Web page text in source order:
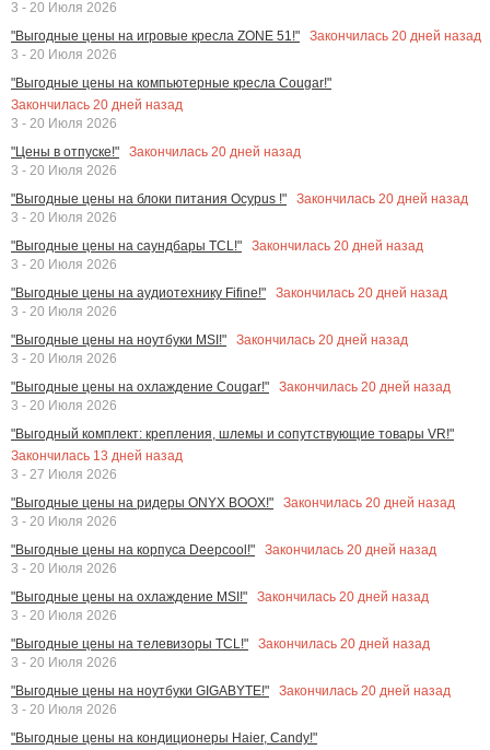
3 - 20 Июля 2026
"Выгодные цены на игровые кресла ZONE 51!"
Закончилась 20 дней назад
3 - 20 Июля 2026
"Выгодные цены на компьютерные кресла Cougar!"
Закончилась 20 дней назад
3 - 20 Июля 2026
"Цены в отпуске!"
Закончилась 20 дней назад
3 - 20 Июля 2026
"Выгодные цены на блоки питания Ocypus !"
Закончилась 20 дней назад
3 - 20 Июля 2026
"Выгодные цены на саундбары TCL!"
Закончилась 20 дней назад
3 - 20 Июля 2026
"Выгодные цены на аудиотехнику Fifine!"
Закончилась 20 дней назад
3 - 20 Июля 2026
"Выгодные цены на ноутбуки MSI!"
Закончилась 20 дней назад
3 - 20 Июля 2026
"Выгодные цены на охлаждение Cougar!"
Закончилась 20 дней назад
3 - 20 Июля 2026
"Выгодный комплект: крепления, шлемы и сопутствующие товары VR!"
Закончилась 13 дней назад
3 - 27 Июля 2026
"Выгодные цены на ридеры ONYX BOOX!"
Закончилась 20 дней назад
3 - 20 Июля 2026
"Выгодные цены на корпуса Deepcool!"
Закончилась 20 дней назад
3 - 20 Июля 2026
"Выгодные цены на охлаждение MSI!"
Закончилась 20 дней назад
3 - 20 Июля 2026
"Выгодные цены на телевизоры TCL!"
Закончилась 20 дней назад
3 - 20 Июля 2026
"Выгодные цены на ноутбуки GIGABYTE!"
Закончилась 20 дней назад
3 - 20 Июля 2026
"Выгодные цены на кондиционеры Haier, Candy!"